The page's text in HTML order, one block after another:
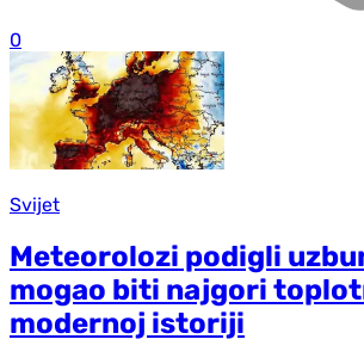
0
Svijet
Meteorolozi podigli
mogao biti najgori
modernoj istoriji